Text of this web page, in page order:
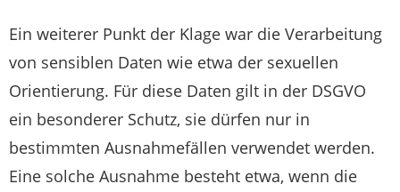
Ein weiterer Punkt der Klage war die Verarbeitung
von sensiblen Daten wie etwa der sexuellen
Orientierung. Für diese Daten gilt in der DSGVO
ein besonderer Schutz, sie dürfen nur in
bestimmten Ausnahmefällen verwendet werden.
Eine solche Ausnahme besteht etwa, wenn die